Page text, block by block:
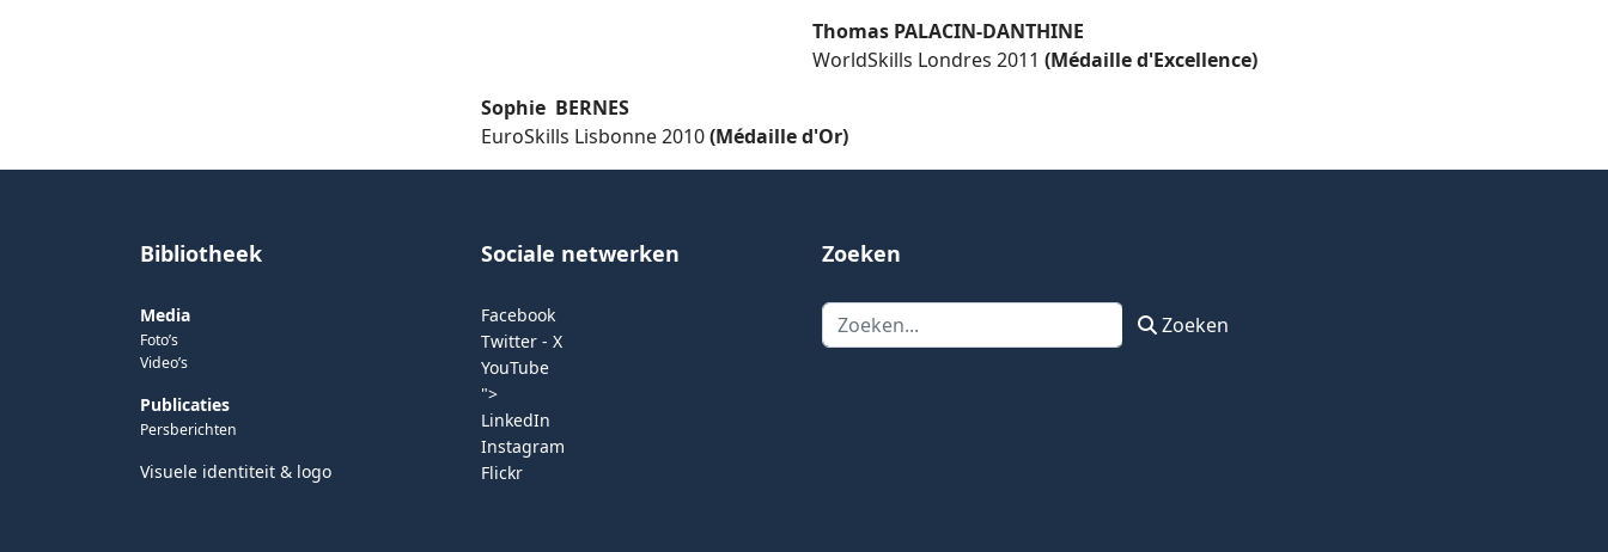
Thomas PALACIN-DANTHINE
WorldSkills Londres 2011 (Médaille d'Excellence)
Sophie BERNES
EuroSkills Lisbonne 2010(Médaille d'Or)
Bibliotheek
Media
Foto’s
Video’s
Publicaties
Persberichten
Visuele identiteit & logo
Sociale netwerken
Facebook
Twitter - X
YouTube
">
LinkedIn
Instagram
Flickr
Zoeken
Zoeken Zoeken